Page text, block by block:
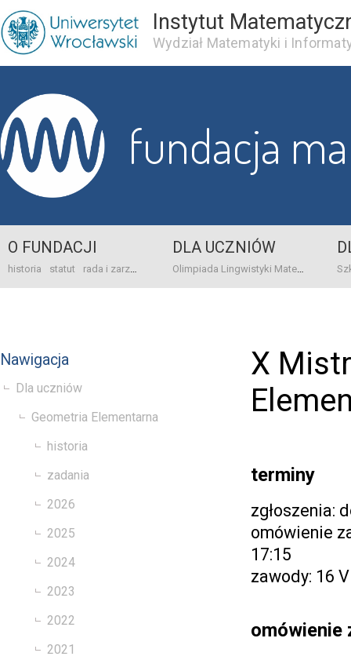
Instytut
Wydział Matematyki i
fundacja
O FUNDACJI
historia statut rada i zarząd dane bankowo-adresowe kontakt
DLA UCZNIÓW
Olimpiada Lingwistyki Matematycznej
Nawigacja
Dla uczniów
Geometria Elementarna
historia
zadania
2026
2025
2024
2023
2022
2021
X
terminy
zgłoszenia:
omówienie
17:15
zawody: 16
omówienie